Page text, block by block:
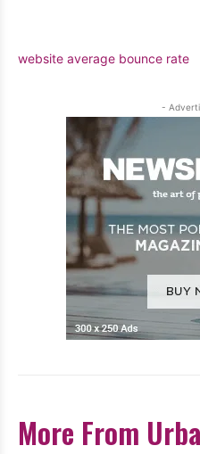
website average bounce rate
-
More From